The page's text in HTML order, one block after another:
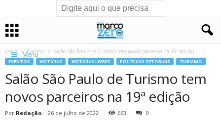
Menu
Início Eventos Salão São Paulo de Turismo tem novos parceiros na 19ª edição
EVENTOS NOTÍCIAS NOTÍCIAS LIVRES POLÍTICAS SETORIAIS TURISMO
Salão São Paulo de Turismo tem
novos parceiros na 19ª edição
Por Redação - 26 de julho de 2022 663 0